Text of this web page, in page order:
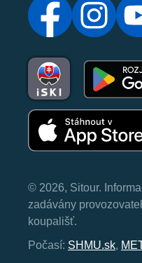
© 2026, Sitour.
zadávány
koupališť.
Počasí: SHMU.sk,